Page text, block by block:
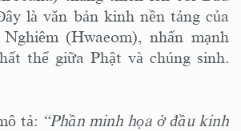
là văn bản kinh nền tảng của
(Hwaeom), nhấn mạnh
thể giữa Phật và chúng sinh.
tả: “Phần minh họa ở đầu kinh